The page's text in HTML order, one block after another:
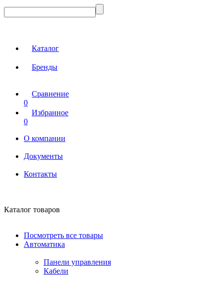
Каталог
Бренды
Сравнение
0
Избранное
0
О компании
Документы
Контакты
Каталог товаров
Посмотреть все товары
Автоматика
Панели управления
Кабели